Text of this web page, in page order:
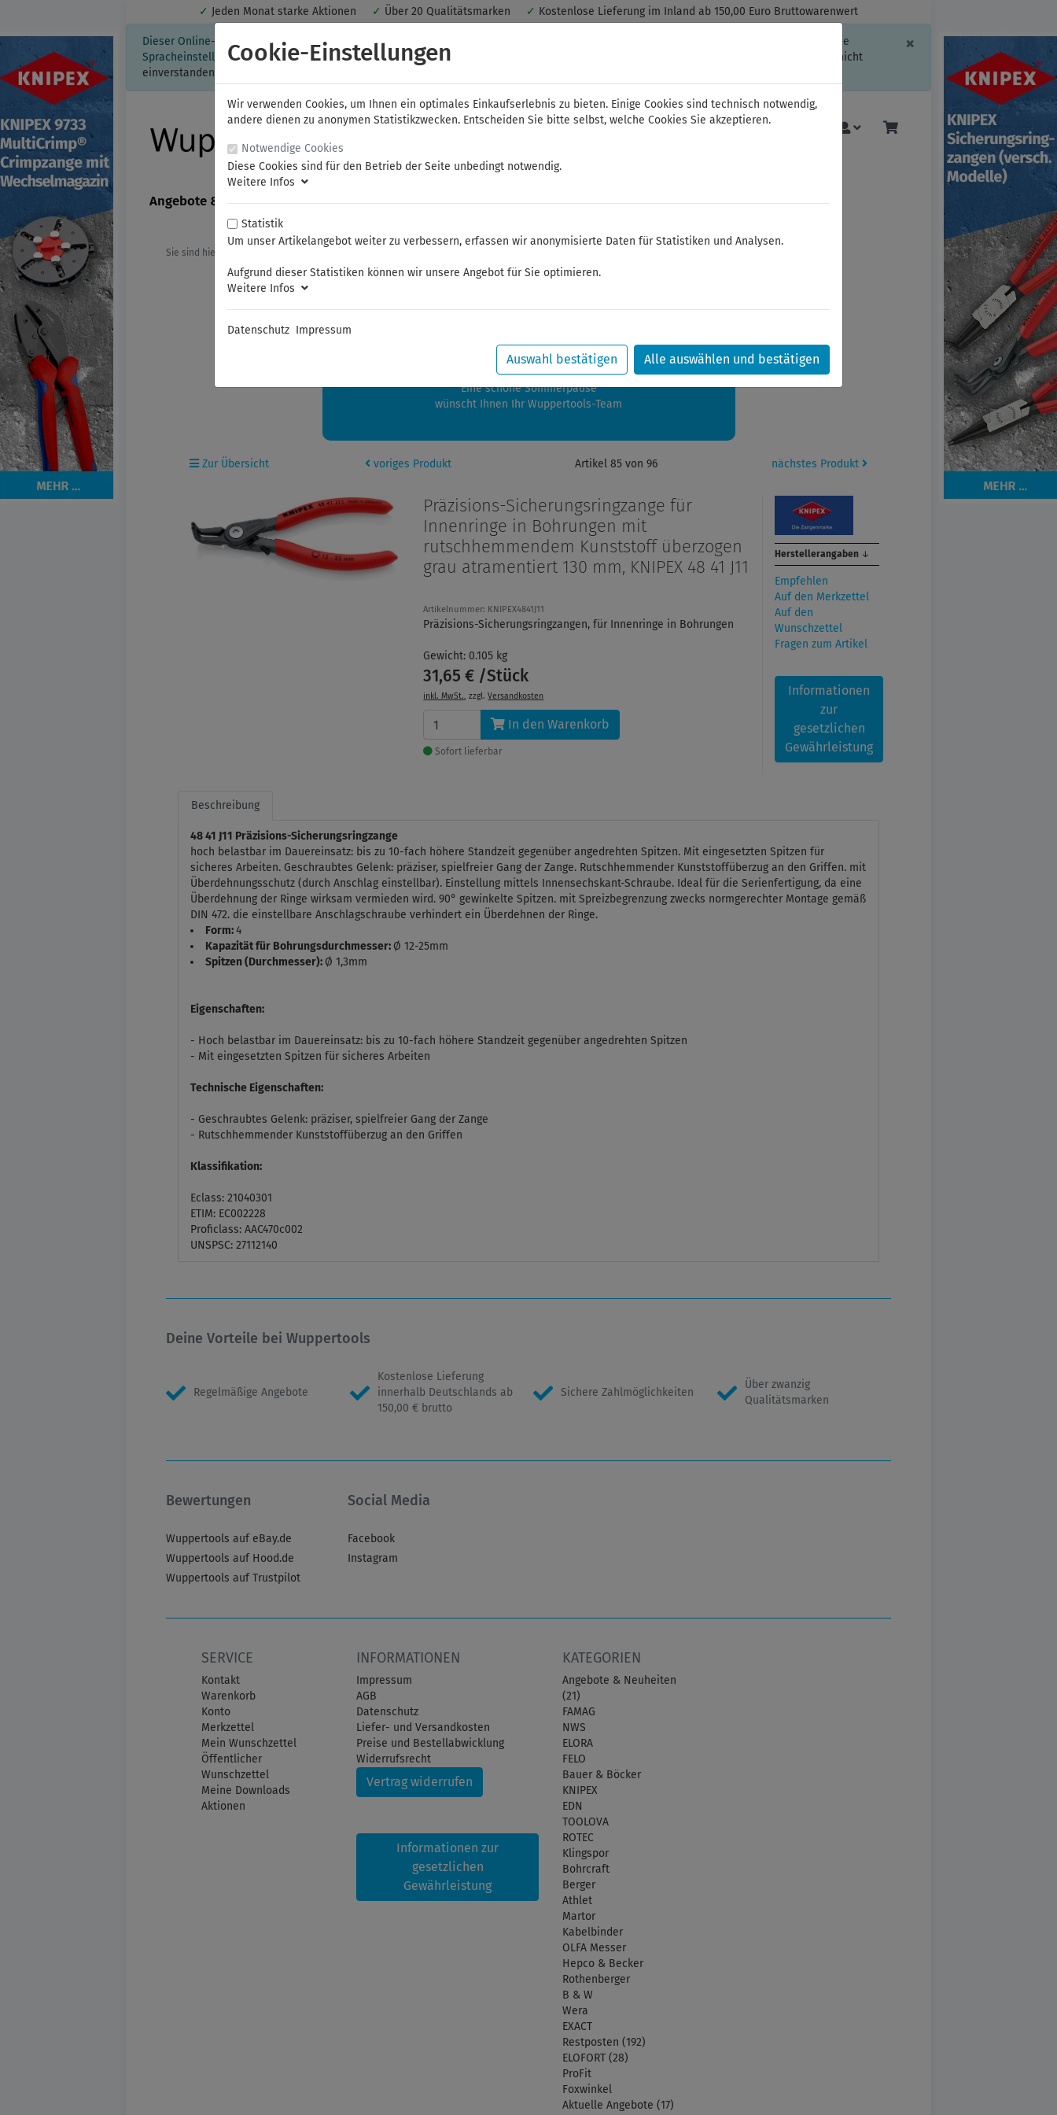
✓ Jeden Monat starke Aktionen ✓ Über 20 Qualitätsmarken ✓ Kostenlose Lieferung im Inland ab 150,00 Euro Bruttowarenwert
× Schließen
Dieser Online-Shop verwendet Cookies für ein optimales Einkaufserlebnis. Dabei werden beispielsweise die Session-Informationen oder die
Spracheinstellung auf Ihrem Rechner gespeichert. Ohne Cookies ist der Funktionsumfang des Online-Shops eingeschränkt.
Sind Sie damit nicht
einverstanden, klicken Sie bitte hier.
Angebote & Neuheiten FAMAG NWS ELORA FELO Bauer & Böcker Mehr
Sie sind hier:
Sommerferien
zwischen 28.07.2026 und 21.08.2026 machen auch wir Urlaub.
Ihre Bestellungen in diesem Zeitraum werden ab dem 24.08.2026 verschickt.
Eine schöne Sommerpause
wünscht Ihnen Ihr Wuppertools-Team
Zur Übersicht voriges Produkt Artikel 85 von 96 nächstes Produkt
Präzisions-Sicherungsringzange für
Innenringe in Bohrungen mit
rutschhemmendem Kunststoff überzogen
grau atramentiert 130 mm, KNIPEX 48 41 J11
Artikelnummer: KNIPEX4841J11
Präzisions-Sicherungsringzangen, für Innenringe in Bohrungen
Gewicht: 0.105 kg
31,65 € /Stück
inkl. MwSt., zzgl.Versandkosten
In den Warenkorb
Sofort lieferbar
Herstellerangaben ↓
Empfehlen
Auf den Merkzettel
Auf den
Wunschzettel
Fragen zum Artikel
Informationen
zur
gesetzlichen
Gewährleistung
Beschreibung
48 41 J11 Präzisions-Sicherungsringzange
hoch belastbar im Dauereinsatz: bis zu 10-fach höhere Standzeit gegenüber angedrehten Spitzen. Mit eingesetzten Spitzen für
sicheres Arbeiten. Geschraubtes Gelenk: präziser, spielfreier Gang der Zange. Rutschhemmender Kunststoffüberzug an den Griffen. mit
Überdehnungsschutz (durch Anschlag einstellbar). Einstellung mittels Innensechskant-Schraube. Ideal für die Serienfertigung, da eine
Überdehnung der Ringe wirksam vermieden wird. 90° gewinkelte Spitzen. mit Spreizbegrenzung zwecks normgerechter Montage gemäß
DIN 472. die einstellbare Anschlagschraube verhindert ein Überdehnen der Ringe.
Form:4
Kapazität für Bohrungsdurchmesser: Ø 12-25mm
Spitzen (Durchmesser): Ø 1,3mm
Eigenschaften:
- Hoch belastbar im Dauereinsatz: bis zu 10-fach höhere Standzeit gegenüber angedrehten Spitzen
- Mit eingesetzten Spitzen für sicheres Arbeiten
Technische Eigenschaften:
- Geschraubtes Gelenk: präziser, spielfreier Gang der Zange
- Rutschhemmender Kunststoffüberzug an den Griffen
Klassifikation:
Eclass: 21040301
ETIM: EC002228
Proficlass: AAC470c002
UNSPSC: 27112140
Deine Vorteile bei Wuppertools
Regelmäßige Angebote
Kostenlose Lieferung
innerhalb Deutschlands ab
150,00 € brutto
Sichere Zahlmöglichkeiten
Über zwanzig
Qualitätsmarken
Bewertungen
Wuppertools auf eBay.de
Wuppertools auf Hood.de
Wuppertools auf Trustpilot
Social Media
Facebook
Instagram
SERVICE
Kontakt
Warenkorb
Konto
Merkzettel
Mein Wunschzettel
Öffentlicher
Wunschzettel
Meine Downloads
Aktionen
INFORMATIONEN
Impressum
AGB
Datenschutz
Liefer- und Versandkosten
Preise und Bestellabwicklung
Widerrufsrecht
Vertrag widerrufen
Informationen zur
gesetzlichen
Gewährleistung
KATEGORIEN
Angebote & Neuheiten
(21)
FAMAG
NWS
ELORA
FELO
Bauer & Böcker
KNIPEX
EDN
TOOLOVA
ROTEC
Klingspor
Bohrcraft
Berger
Athlet
Martor
Kabelbinder
OLFA Messer
Hepco & Becker
Rothenberger
B & W
Wera
EXACT
Restposten (192)
ELOFORT (28)
ProFit
Foxwinkel
Aktuelle Angebote (17)
Cookie-Einstellungen
Wir verwenden Cookies, um Ihnen ein optimales Einkaufserlebnis zu bieten. Einige Cookies sind technisch notwendig,
andere dienen zu anonymen Statistikzwecken. Entscheiden Sie bitte selbst, welche Cookies Sie akzeptieren.
Notwendige Cookies
Diese Cookies sind für den Betrieb der Seite unbedingt notwendig.
Weitere Infos
Statistik
Um unser Artikelangebot weiter zu verbessern, erfassen wir anonymisierte Daten für Statistiken und Analysen.
Aufgrund dieser Statistiken können wir unsere Angebot für Sie optimieren.
Weitere Infos
Datenschutz Impressum
Auswahl bestätigen Alle auswählen und bestätigen